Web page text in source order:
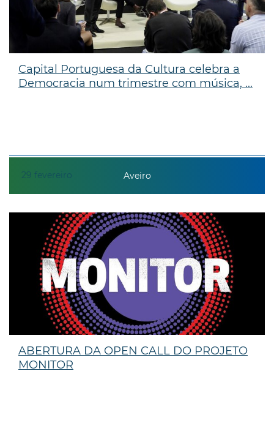
29 fevereiro
Capital Portuguesa da Cultura celebra a
Democracia num trimestre com música, ...
Aveiro
ABERTURA DA OPEN CALL DO PROJETO
MONITOR